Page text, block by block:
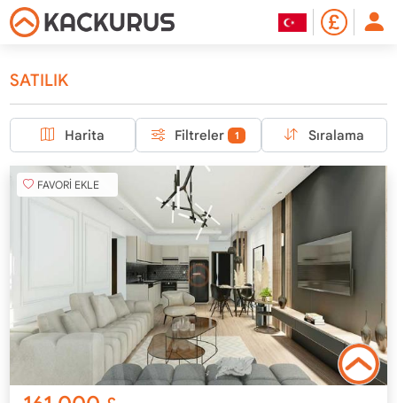
SATILIK
Harita Filtreler 1 Sıralama
FAVORİ EKLE